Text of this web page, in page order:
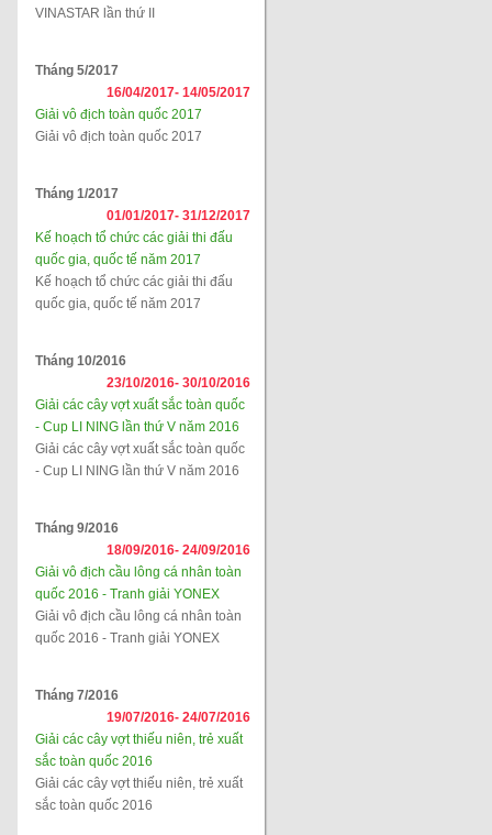
VINASTAR lần thứ II
Tháng 5/2017
16/04/2017- 14/05/2017
Giải vô địch toàn quốc 2017
Giải vô địch toàn quốc 2017
Tháng 1/2017
01/01/2017- 31/12/2017
Kế hoạch tổ chức các giải thi đấu
quốc gia, quốc tế năm 2017
Kế hoạch tổ chức các giải thi đấu
quốc gia, quốc tế năm 2017
Tháng 10/2016
23/10/2016- 30/10/2016
Giải các cây vợt xuất sắc toàn quốc
- Cup LI NING lần thứ V năm 2016
Giải các cây vợt xuất sắc toàn quốc
- Cup LI NING lần thứ V năm 2016
Tháng 9/2016
18/09/2016- 24/09/2016
Giải vô địch cầu lông cá nhân toàn
quốc 2016 - Tranh giải YONEX
Giải vô địch cầu lông cá nhân toàn
quốc 2016 - Tranh giải YONEX
Tháng 7/2016
19/07/2016- 24/07/2016
Giải các cây vợt thiếu niên, trẻ xuất
sắc toàn quốc 2016
Giải các cây vợt thiếu niên, trẻ xuất
sắc toàn quốc 2016